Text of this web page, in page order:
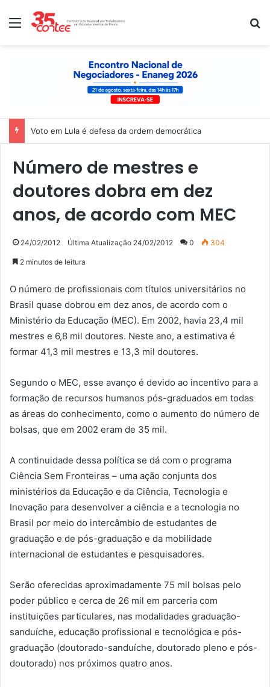
Menu
Voto em Lula é defesa da ordem democrática
Número de mestres e
doutores dobra em dez
anos, de acordo com MEC
24/02/2012 Última Atualização 24/02/2012 0 304
2 minutos de leitura
O número de profissionais com títulos universitários no
Brasil quase dobrou em dez anos, de acordo com o
Ministério da Educação (MEC). Em 2002, havia 23,4 mil
mestres e 6,8 mil doutores. Neste ano, a estimativa é
formar 41,3 mil mestres e 13,3 mil doutores.
Segundo o MEC, esse avanço é devido ao incentivo para a
formação de recursos humanos pós-graduados em todas
as áreas do conhecimento, como o aumento do número de
bolsas, que em 2002 eram de 35 mil.
A continuidade dessa política se dá com o programa
Ciência Sem Fronteiras – uma ação conjunta dos
ministérios da Educação e da Ciência, Tecnologia e
Inovação para desenvolver a ciência e a tecnologia no
Brasil por meio do intercâmbio de estudantes de
graduação e de pós-graduação e da mobilidade
internacional de estudantes e pesquisadores.
Serão oferecidas aproximadamente 75 mil bolsas pelo
poder público e cerca de 26 mil em parceria com
instituições particulares, nas modalidades graduação-
sanduíche, educação profissional e tecnológica e pós-
graduação (doutorado-sanduíche, doutorado pleno e pós-
doutorado) nos próximos quatro anos.